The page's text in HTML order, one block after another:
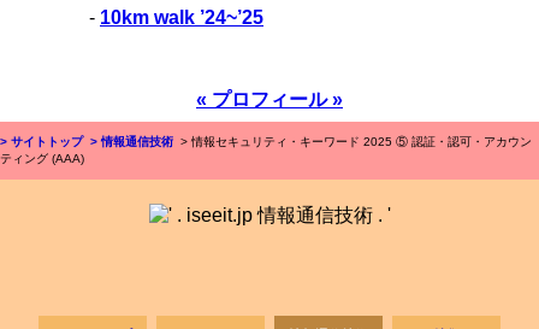
- 10km walk ’24~’25
« プロフィール »
> サイトトップ > 情報通信技術 > 情報セキュリティ・キーワード 2025 ⑤ 認証・認可・アカウン
ティング (AAA)